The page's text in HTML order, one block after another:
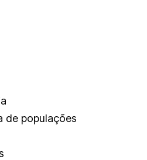
de populações